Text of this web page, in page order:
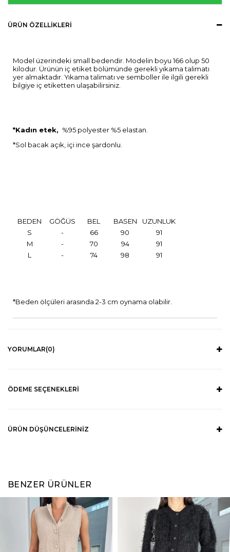
ÜRÜN ÖZELLIKLERI
Model üzerindeki small bedendir. Modelin boyu 166 olup 50
kilodur. Ürünün iç etiket bölümünde gerekli yıkama talimatı
yer almaktadır. Yıkama talimatı ve semboller ile ilgili gerekli
bilgiye iç etiketten ulaşabilirsiniz.
*Kadın etek, %95 polyester %5 elastan.
*Sol bacak açık, içi ince şardonlu.
BEDEN GÖĞÜS BEL BASEN
UZUNLUK
S
- 66 90
91
M
- 70 94
91
L
- 74 98 91
*Beden ölçüleri arasında 2-3 cm oynama olabilir.
YORUMLAR(0)
ÖDEME SEÇENEKLERI
ÜRÜN DÜŞÜNCELERINIZ
BENZER ÜRÜNLER